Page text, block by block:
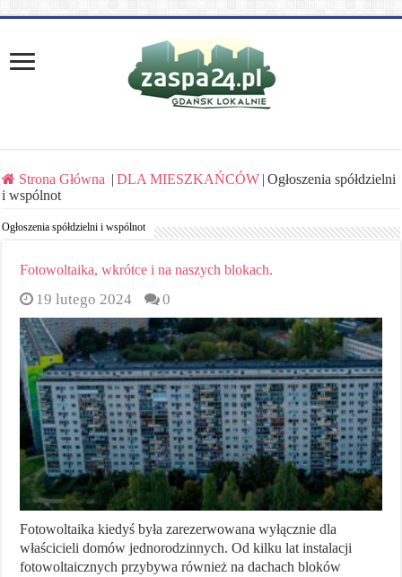
Strona Główna | DLA MIESZKAŃCÓW | Ogłoszenia spółdzielni
i wspólnot
Ogłoszenia spółdzielni i wspólnot
Fotowoltaika, wkrótce i na naszych blokach.
19 lutego 2024 0
Fotowoltaika kiedyś była zarezerwowana wyłącznie dla
właścicieli domów jednorodzinnych. Od kilku lat instalacji
fotowoltaicznych przybywa również na dachach bloków